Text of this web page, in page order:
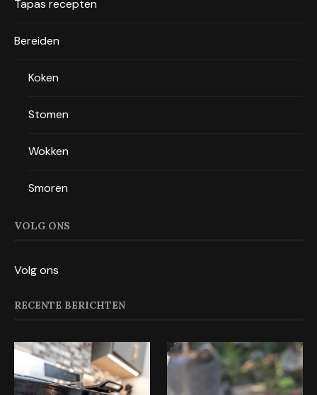
Tapas recepten
Bereiden
Koken
Stomen
Wokken
Smoren
VOLG ONS
Volg ons
RECENTE BERICHTEN